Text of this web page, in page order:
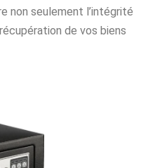
non seulement l’intégrité
de vos biens